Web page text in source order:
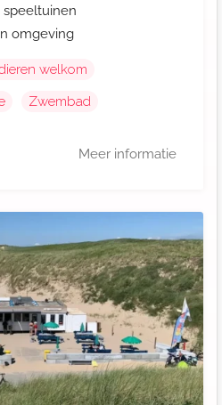
omgeving
welkom
Zwembad
Meer informatie